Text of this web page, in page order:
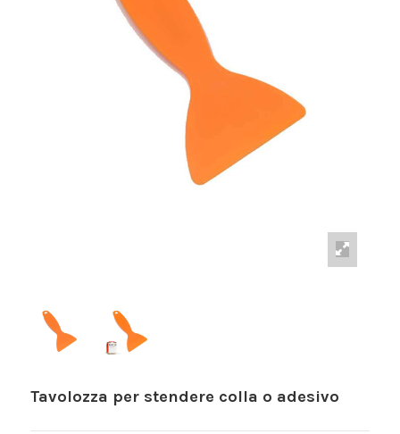
Tavolozza per stendere colla o adesivo